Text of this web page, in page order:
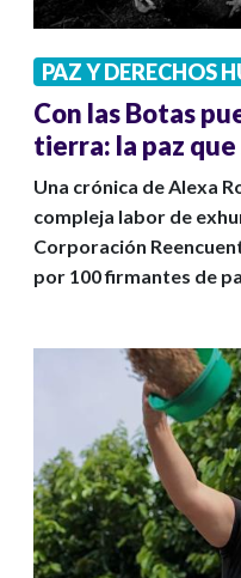
PAZ Y DERECHOS
Con las Botas
tierra: la paz que
Una crónica de Alexa
compleja labor de
Corporación
por 100 firmantes de